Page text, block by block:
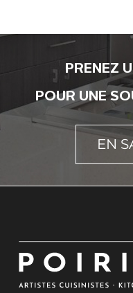
PRENEZ
POUR UNE
EN